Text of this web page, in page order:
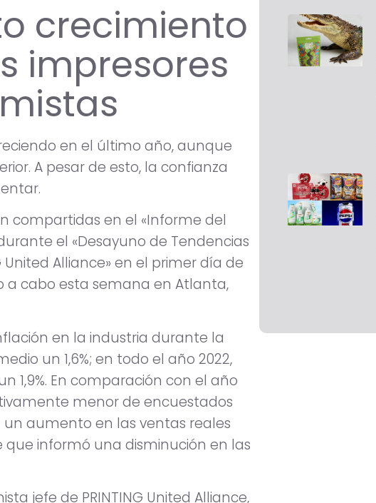
crecimiento
impresores
en el último año, aunque
A pesar de esto, la confianza
compartidas en el «Informe del
el «Desayuno de Tendencias
United Alliance» en el primer día de
a cabo esta semana en Atlanta,
en la industria durante la
un 1,6%; en todo el año 2022,
1,9%. En comparación con el año
menor de encuestados
aumento en las ventas reales
que informó una disminución en las
jefe de PRINTING United Alliance,